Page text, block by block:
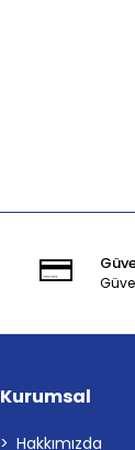
Kurumsal
Hakkımızda